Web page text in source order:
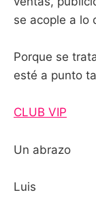
se acople a lo
Porque se
esté a punto
CLUB VIP
Un abrazo
Luis